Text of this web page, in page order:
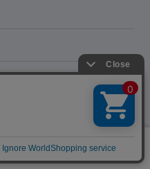
絞り込む